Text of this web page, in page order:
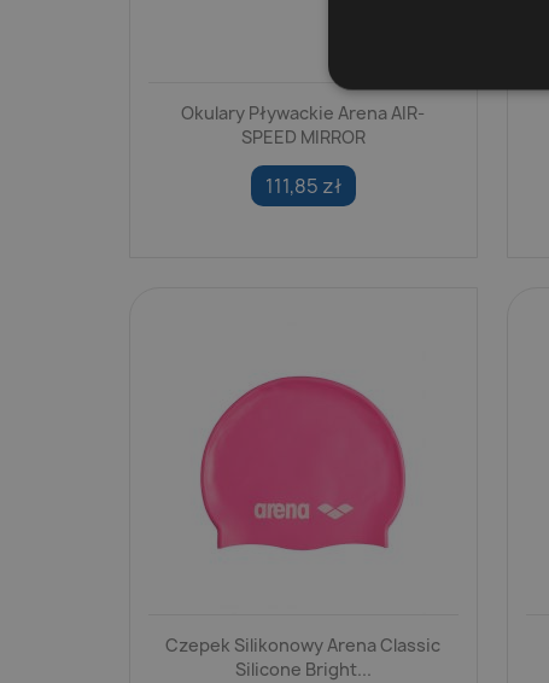
Okulary Pływackie Arena AIR-
SPEED MIRROR
111,85 zł
Czepek Silikonowy Arena Classic
Silicone Bright...